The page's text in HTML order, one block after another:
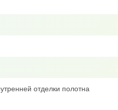
отделки полотна